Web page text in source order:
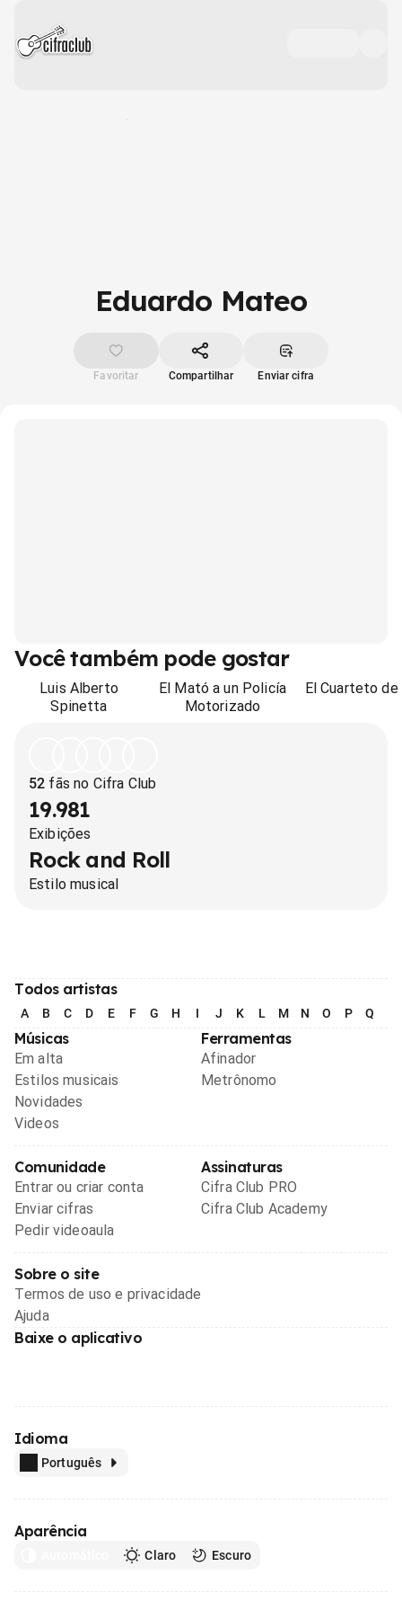
Eduardo Mateo
Favoritar Compartilhar Enviar cifra
Você também pode gostar
Luis Alberto
Spinetta
El Mató a un Policía
Motorizado
El Cuarteto de
52 fãs no Cifra Club
19.981
Exibições
Rock and Roll
Estilo musical
Todos artistas
A B C D E F G H I J K L M N O P Q
Músicas
Em alta
Estilos musicais
Novidades
Videos
Ferramentas
Afinador
Metrônomo
Comunidade
Entrar ou criar conta
Enviar cifras
Pedir videoaula
Assinaturas
Cifra Club PRO
Cifra Club Academy
Sobre o site
Termos de uso e privacidade
Ajuda
Baixe o aplicativo
Idioma
Português
Aparência
Claro Escuro